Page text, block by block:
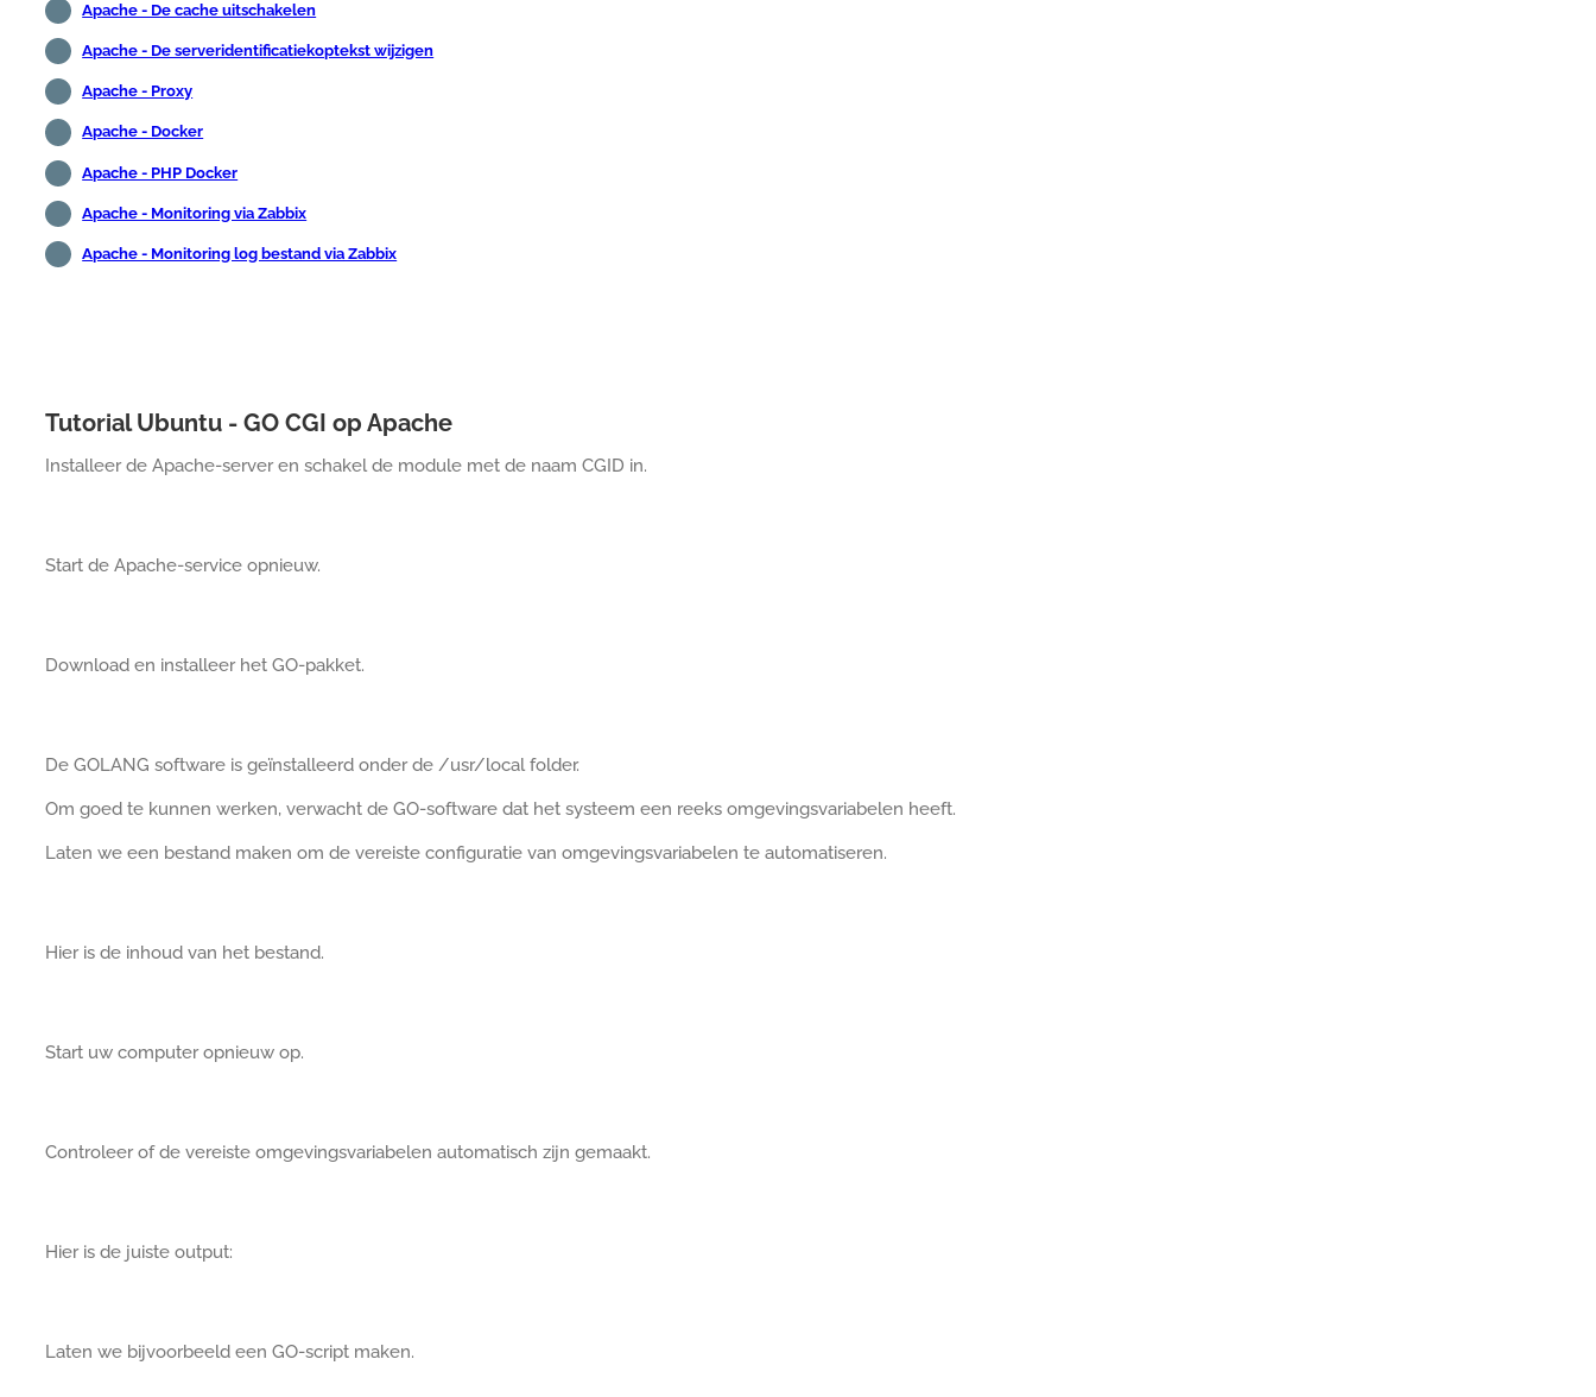
Apache - De cache uitschakelen
Apache - De serveridentificatiekoptekst wijzigen
Apache - Proxy
Apache - Docker
Apache - PHP Docker
Apache - Monitoring via Zabbix
Apache - Monitoring log bestand via Zabbix
Tutorial Ubuntu - GO CGI op Apache
Installeer de Apache-server en schakel de module met de naam CGID in.
Start de Apache-service opnieuw.
Download en installeer het GO-pakket.
De GOLANG software is geïnstalleerd onder de /usr/local folder.
Om goed te kunnen werken, verwacht de GO-software dat het systeem een reeks omgevingsvariabelen heeft.
Laten we een bestand maken om de vereiste configuratie van omgevingsvariabelen te automatiseren.
Hier is de inhoud van het bestand.
Start uw computer opnieuw op.
Controleer of de vereiste omgevingsvariabelen automatisch zijn gemaakt.
Hier is de juiste output:
Laten we bijvoorbeeld een GO-script maken.